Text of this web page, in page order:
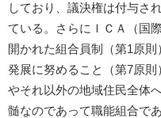
しており、議決権は付与さ
ている。さらにＩＣＡ（国
開かれた組合員制（第1原
発展に努めること（第7原
やそれ以外の地域住民全体
髄なのであって職能組合で